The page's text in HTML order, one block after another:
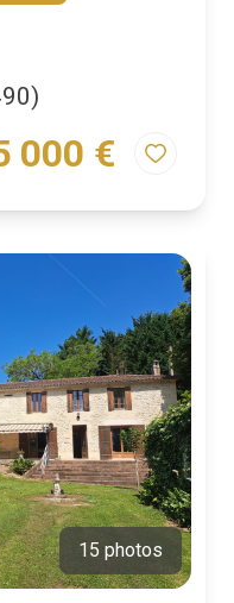
000 €
15 photos